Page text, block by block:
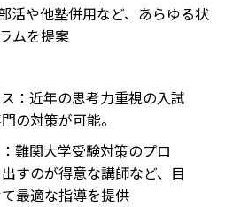
活や他塾併用など、あらゆる状
ムを提案
：近年の思考力重視の入試
の対策が可能。
難関大学受験対策のプロ
すのが得意な講師など、目
最適な指導を提供